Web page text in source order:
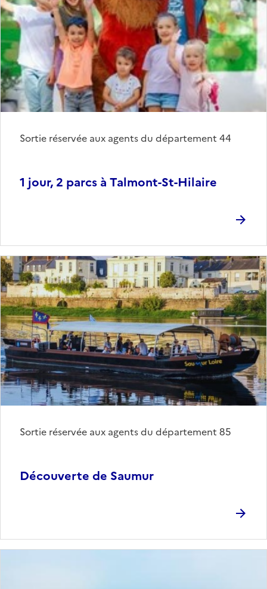
1 jour, 2 parcs à Talmont-St-Hilaire
Sortie réservée aux agents du département 44
Découverte de Saumur
Sortie réservée aux agents du département 85